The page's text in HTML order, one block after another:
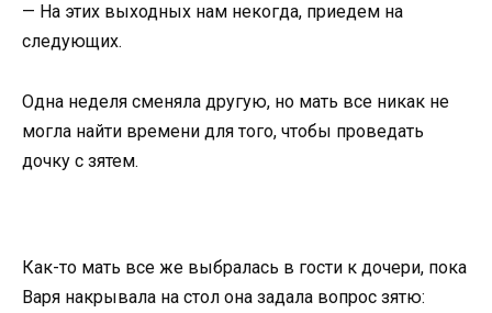
— На этих выходных нам некогда, приедем на
следующих.
Одна неделя сменяла другую, но мать все никак не
могла найти времени для того, чтобы проведать
дочку с зятем.
Как-то мать все же выбралась в гости к дочери, пока
Варя накрывала на стол она задала вопрос зятю: